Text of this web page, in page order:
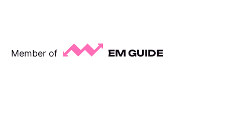
Member of EM GUIDE